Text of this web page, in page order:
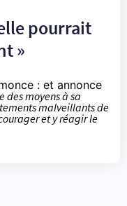
pourrait
»
: et annonce
des moyens à sa
malveillants de
et y réagir le